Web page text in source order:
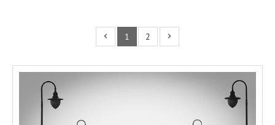
을 위해 건사료를 제공할 때 유의해야 할 사항들을 알아보겠습니다. 영
구를 고려하여 영양균형이 잘 맞는 사료를 선택하는 것이 중요합니다.
필요하므로, 사료의 성분표를 자..
1 2